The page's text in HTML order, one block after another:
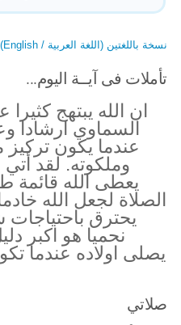
نسخة باللغتين (اللغة العربية / English)
تأملات فى آيــة اليوم...
ان الله يبتهج كثيرا
السماوي ارشادا
عندما يكون تركيز
وملكوته. لقد
يعطى الله قائمة
الصلاة لجعل الله
يحترق
نحميا هو اكبر
يصلى اولاده عندما
صلاتي